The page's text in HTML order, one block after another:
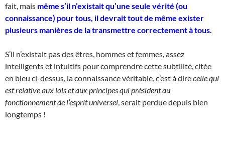
fait, mais même s’il n’existait qu’une seule vérité (ou
connaissance) pour tous, il devrait tout de même exister
plusieurs manières de la transmettre correctement à tous.
S’il n’existait pas des êtres, hommes et femmes, assez
intelligents et intuitifs pour comprendre cette subtilité, citée
en bleu ci-dessus, la connaissance véritable, c’est à direcelle qui
est relative aux lois et aux principes qui président au
fonctionnement de l’esprit universel , serait perdue depuis bien
longtemps !